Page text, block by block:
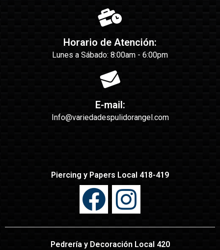
Horario de Atención:
Lunes a Sábado: 8:00am - 6:00pm
E-mail:
Info@variedadespulidorangel.com
Piercing y Papers Local 418-419
Pedrería y Decoración Local 420